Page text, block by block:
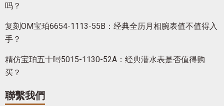
吗？
复刻OM宝珀6654-1113-55B：经典全历月相腕表值不值得入
手？
精仿宝珀五十噚5015-1130-52A：经典潜水表是否值得购
买？
聯繫我們